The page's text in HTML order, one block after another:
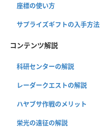
座標の使い方
サプライズギフトの入手方法
コンテンツ解説
科研センターの解説
レーダークエストの解説
ハヤブサ作戦のメリット
栄光の遠征の解説